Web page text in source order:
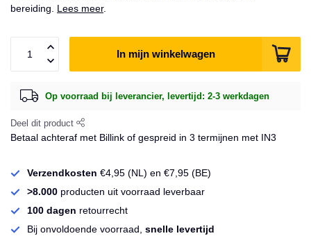
bereiding. Lees meer.
In mijn winkelwagen
Op voorraad bij leverancier, levertijd: 2-3 werkdagen
Deel dit product
Betaal achteraf met Billink of gespreid in 3 termijnen met IN3
Verzendkosten €4,95 (NL) en €7,95 (BE)
>8.000 producten uit voorraad leverbaar
100 dagen retourrecht
Bij onvoldoende voorraad, snelle levertijd